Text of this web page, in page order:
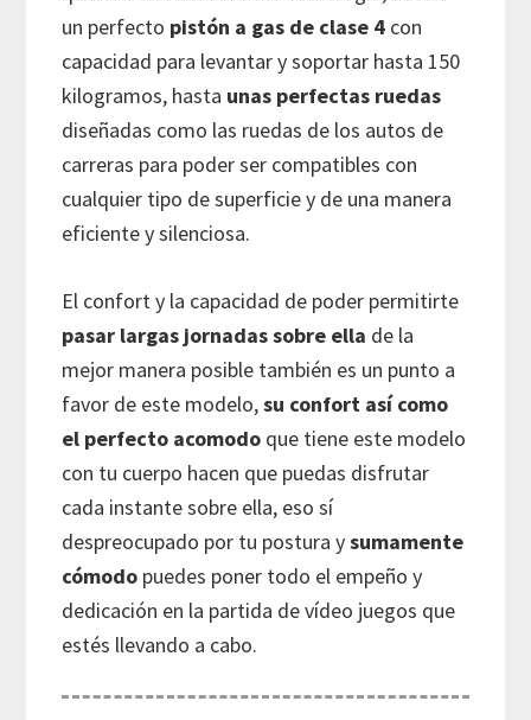
un perfecto pistón a gas de clase 4 con
capacidad para levantar y soportar hasta 150
kilogramos, hasta unas perfectas ruedas
diseñadas como las ruedas de los autos de
carreras para poder ser compatibles con
cualquier tipo de superficie y de una manera
eficiente y silenciosa.
El confort y la capacidad de poder permitirte
pasar largas jornadas sobre ella de la
mejor manera posible también es un punto a
favor de este modelo,su confort así como
el perfecto acomodo que tiene este modelo
con tu cuerpo hacen que puedas disfrutar
cada instante sobre ella, eso sí
despreocupado por tu postura ysumamente
cómodo puedes poner todo el empeño y
dedicación en la partida de vídeo juegos que
estés llevando a cabo.